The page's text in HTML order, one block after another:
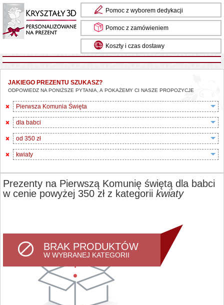
Pomoc z wyborem dedykacji
Pomoc z zamówieniem
Koszty i czas dostawy
JAKIEGO PREZENTU SZUKASZ?
ODPOWIEDZ NA PONIŻSZE PYTANIA, A POKAŻEMY CI NASZE PROPOZYCJE
Pierwsza Komunia Święta
dla babci
od 350 zł
kwiaty
Prezenty na Pierwszą Komunię świętą dla babci
w cenie powyżej 350 zł z kategorii kwiaty
BRAK PRODUKTÓW
W WYBRANEJ KATEGORII